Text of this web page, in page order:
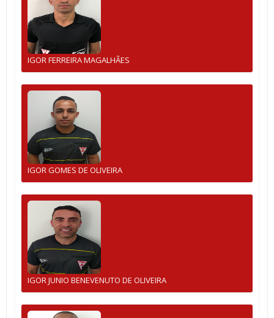
IGOR FERREIRA MAGALHÃES
IGOR GOMES DE OLIVEIRA
IGOR JUNIO BENEVENUTO DE OLIVEIRA